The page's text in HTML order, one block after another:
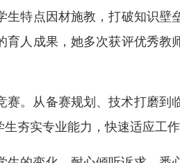
特点因材施教，打破知识
人成果，她多次获评优秀
。从备赛规划、技术打磨到
夯实专业能力，快速适应工作